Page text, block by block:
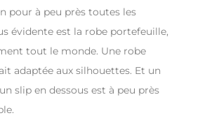
pour à peu près toutes les
évidente est la robe portefeuille,
tout le monde. Une robe
adaptée aux silhouettes. Et un
slip en dessous est à peu près